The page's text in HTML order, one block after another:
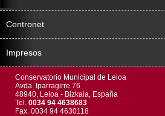
Centronet
Impresos
Conservatorio Municipal de Leioa
Avda. Iparragirre 76
48940, Leioa - Bizkaia, España
Tel. 0034 94 4638683
Fax. 0034 94 4630118